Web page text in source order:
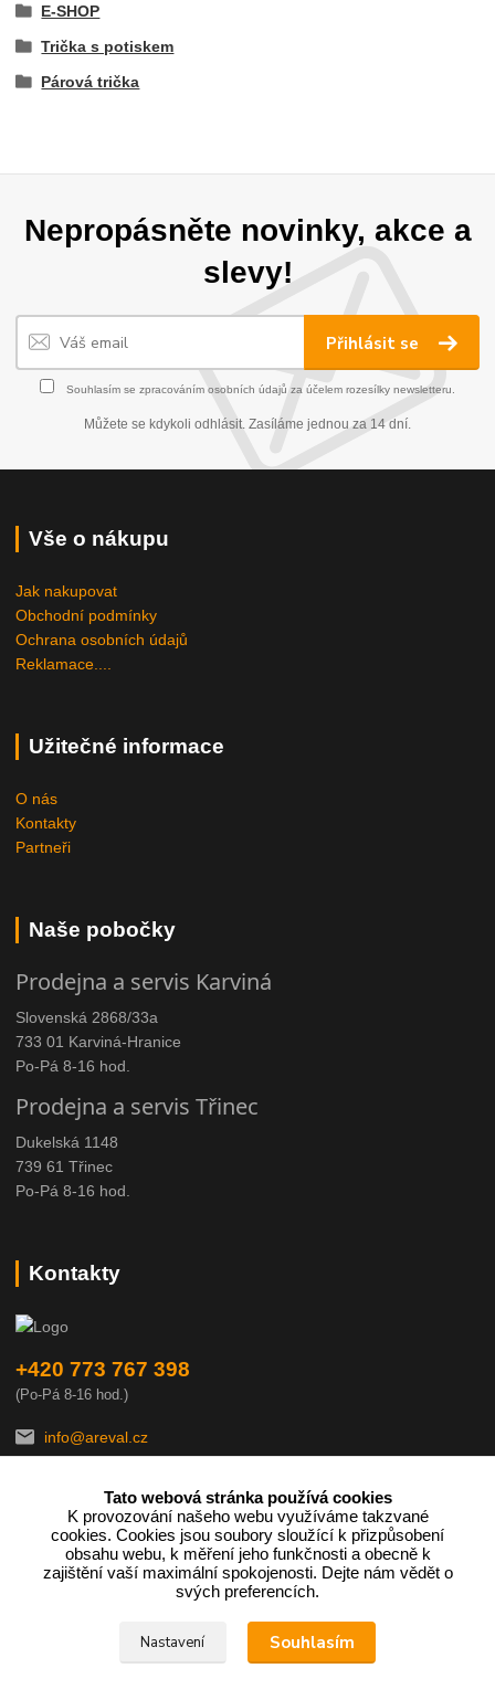
E-SHOP
Trička s potiskem
Párová trička
Nepropásněte novinky, akce a
slevy!
Přihlásit se
Souhlasím se zpracováním osobních údajů za účelem rozesílky newsletteru.
Můžete se kdykoli odhlásit. Zasíláme jednou za 14 dní.
Vše o nákupu
Jak nakupovat
Obchodní podmínky
Ochrana osobních údajů
Reklamace....
Užitečné informace
O nás
Kontakty
Partneři
Naše pobočky
Prodejna a servis Karviná
Slovenská 2868/33a
733 01 Karviná-Hranice
Po-Pá 8-16 hod.
Prodejna a servis Třinec
Dukelská 1148
739 61 Třinec
Po-Pá 8-16 hod.
Kontakty
+420 773 767 398
(Po-Pá 8-16 hod.)
info@areval.cz
Podle zákona o evidenci tržeb je prodávající povinen vystavit
Zároveň je povinen zaevidovat přijatou tržbu u správce daně online;
v případě technického výpadku pak nejpozději do 48 hodin.
Tato webová stránka používá cookies
K provozování našeho webu využíváme takzvané
cookies. Cookies jsou soubory sloužící k přizpůsobení
obsahu webu, k měření jeho funkčnosti a obecně k
zajištění vaší maximální spokojenosti. Dejte nám vědět o
svých preferencích.
Nastavení Souhlasím